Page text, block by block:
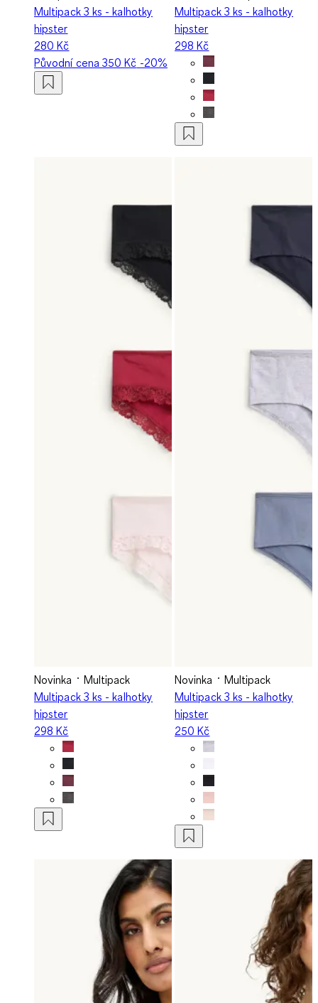
Multipack 3 ks - kalhotky
hipster
280 Kč
Původní cena350 Kč -20%
Multipack 3 ks - kalhotky
hipster
298 Kč
Novinka
Multipack
Multipack 3 ks - kalhotky
hipster
298 Kč
Novinka
Multipack
Multipack 3 ks - kalhotky
hipster
250 Kč